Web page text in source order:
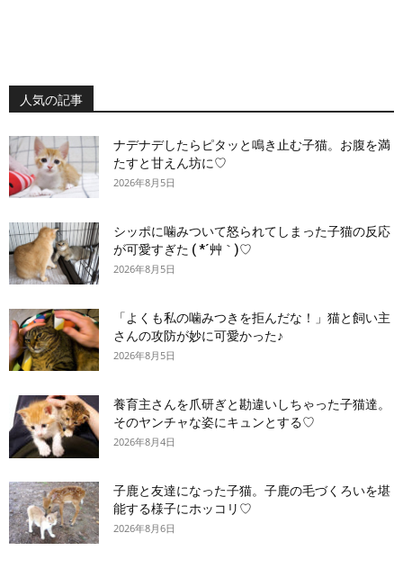
人気の記事
ナデナデしたらピタッと鳴き止む子猫。お腹を満
たすと甘えん坊に♡
2026年8月5日
シッポに噛みついて怒られてしまった子猫の反応
が可愛すぎた ( *´艸｀)♡
2026年8月5日
「よくも私の噛みつきを拒んだな！」猫と飼い主
さんの攻防が妙に可愛かった♪
2026年8月5日
養育主さんを爪研ぎと勘違いしちゃった子猫達。
そのヤンチャな姿にキュンとする♡
2026年8月4日
子鹿と友達になった子猫。子鹿の毛づくろいを堪
能する様子にホッコリ♡
2026年8月6日